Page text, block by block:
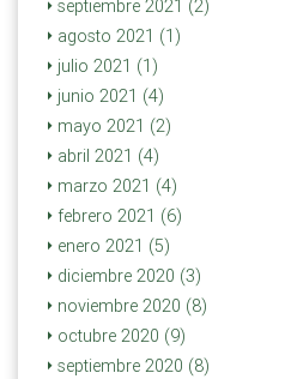
septiembre 2021 (2)
agosto 2021 (1)
julio 2021 (1)
junio 2021 (4)
mayo 2021 (2)
abril 2021 (4)
marzo 2021 (4)
febrero 2021 (6)
enero 2021 (5)
diciembre 2020 (3)
noviembre 2020 (8)
octubre 2020 (9)
septiembre 2020 (8)